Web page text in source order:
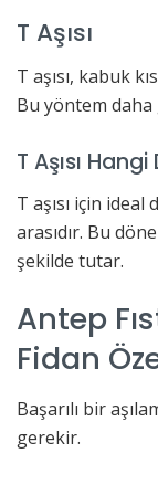
T Aşısı
T aşısı, kabuk
Bu yöntem
T Aşısı
T aşısı için ideal
arasıdır. Bu
şekilde tutar.
Antep
Fidan
Başarılı bir
gerekir.